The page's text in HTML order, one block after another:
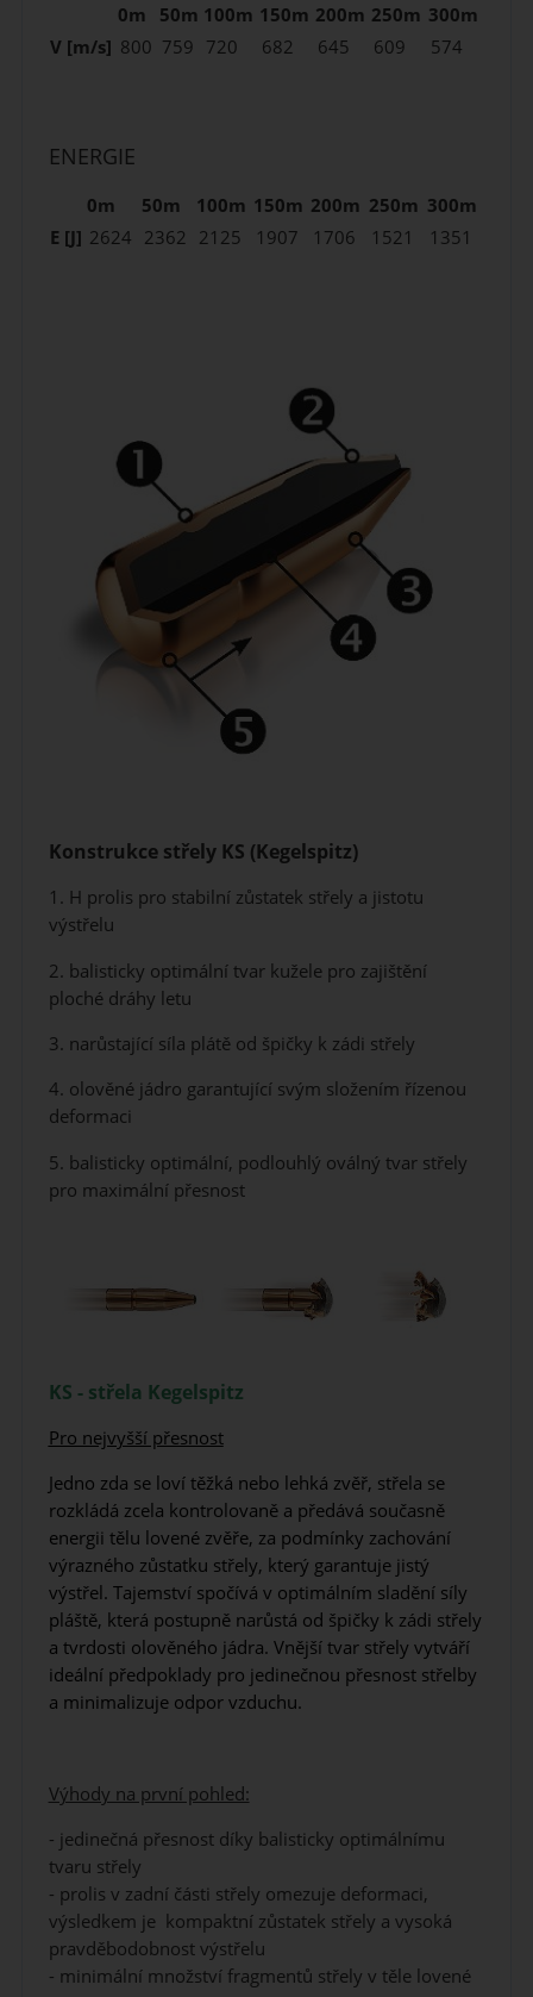
0m
50m 100m 150m 200m 250m 300m
V [m/s] 800 759 720 682 645 609 574
ENERGIE
0m 50m 100m 150m 200m 250m 300m
E [J] 2624 2362 2125 1907 1706 1521 1351
Konstrukce střely KS (Kegelspitz)
1. H prolis pro stabilní zůstatek střely a jistotu
výstřelu
2. balisticky optimální tvar kužele pro zajištění
ploché dráhy letu
3. narůstající síla plátě od špičky k zádi střely
4. olověné jádro garantující svým složením řízenou
deformaci
5. balisticky optimální, podlouhlý oválný tvar střely
pro maximální přesnost
KS - střela Kegelspitz
Pro nejvyšší přesnost
Jedno zda se loví těžká nebo lehká zvěř, střela se
rozkládá zcela kontrolovaně a předává současně
energii tělu lovené zvěře, za podmínky zachování
výrazného zůstatku střely, který garantuje jistý
výstřel. Tajemství spočívá v optimálním sladění síly
pláště, která postupně narůstá od špičky k zádi střely
a tvrdosti olověného jádra. Vnější tvar střely vytváří
ideální předpoklady pro jedinečnou přesnost střelby
a minimalizuje odpor vzduchu.
Výhody na první pohled:
- jedinečná přesnost díky balisticky optimálnímu
tvaru střely
- prolis v zadní části střely omezuje deformaci,
výsledkem je kompaktní zůstatek střely a vysoká
pravděbodobnost výstřelu
- minimální množství fragmentů střely v těle lovené